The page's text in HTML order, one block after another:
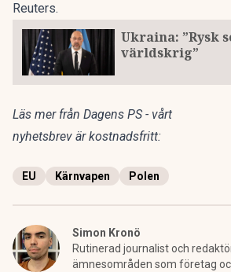
Reuters.
Ukraina: ”Rysk
världskrig”
Läs mer från Dagens PS - vårt
nyhetsbrev är kostnadsfritt:
EU Kärnvapen Polen
Simon Kronö
Rutinerad journalist och
ämnesområden som företag